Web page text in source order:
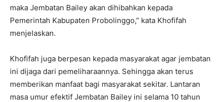
maka Jembatan Bailey akan dihibahkan kepada
Pemerintah Kabupaten Probolinggo,” kata Khofifah
menjelaskan.
Khofifah juga berpesan kepada masyarakat agar jembatan
ini dijaga dari pemeliharaannya. Sehingga akan terus
memberikan manfaat bagi masyarakat sekitar. Lantaran
masa umur efektif Jembatan Bailey ini selama 10 tahun